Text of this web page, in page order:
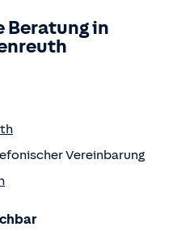
Beratung in
Vereinbarung